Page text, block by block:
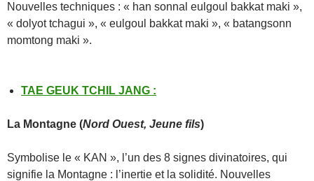
Nouvelles techniques : « han sonnal eulgoul bakkat maki »,
« dolyot tchagui », « eulgoul bakkat maki », « batangsonn
momtong maki ».
TAE GEUK TCHIL JANG :
La Montagne (Nord Ouest, Jeune fils)
Symbolise le « KAN », l’un des 8 signes divinatoires, qui
signifie la Montagne : l’inertie et la solidité. Nouvelles